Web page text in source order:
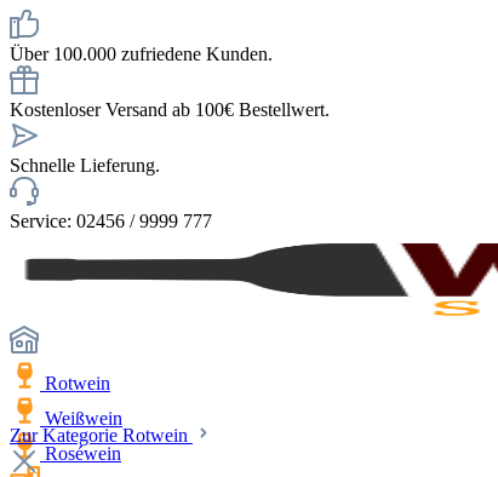
Über 100.000 zufriedene Kunden.
Kostenloser Versand ab 100€ Bestellwert.
Schnelle Lieferung.
Service: 02456 / 9999 777
Rotwein
Weißwein
Roséwein
Zur Kategorie Rotwein